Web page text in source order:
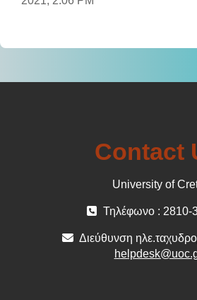
Contact
University of
Τηλέφωνο : 2810-
Διεύθυνση